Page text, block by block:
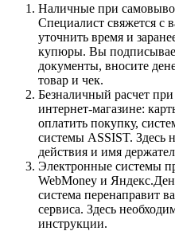
Наличные при
Специалист свяжется с
уточнить время и
купюры. Вы
документы, вносите
товар и чек.
Безналичный расчет
интернет-магазине:
оплатить покупку,
системы ASSIST. Здесь
действия и имя
Электронные системы
WebMoney и
система перенаправит
сервиса. Здесь
инструкции.